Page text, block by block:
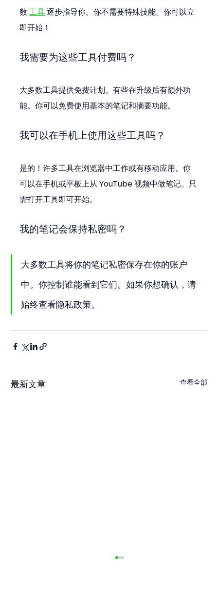
数 工具 逐步指导你。你不需要特殊技能。你可以立
即开始！
我需要为这些工具付费吗？
大多数工具提供免费计划。有些在升级后有额外功
能。你可以免费使用基本的笔记和摘要功能。
我可以在手机上使用这些工具吗？
是的！许多工具在浏览器中工作或有移动应用。你
可以在手机或平板上从 YouTube 视频中做笔记。只
需打开工具即可开始。
我的笔记会保持私密吗？
大多数工具将你的笔记私密保存在你的账户
中。你控制谁能看到它们。如果你想确认，请
始终查看隐私政策。
最新文章 查看全部